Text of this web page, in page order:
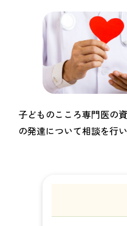
子どものこころ専門医の
の発達について相談を行い